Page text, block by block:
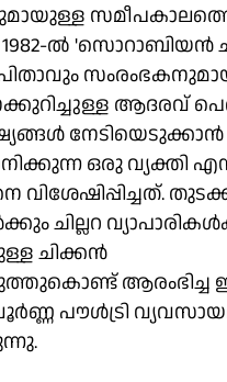
1982-ൽ 'സൊറാബിയൻ
പിതാവും
ആദരവ്
നേടിയെടുക്കാൻ
ഒരു വ്യക്തി
വിശേഷിപ്പിച്ചത്.
ചില്ലറ
ചിക്കൻ
ആരംഭിച്ച
പൗൾട്രി